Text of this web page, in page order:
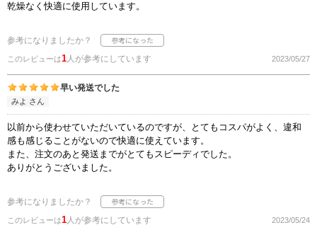
乾燥なく快適に使用しています。
参考になりましたか？
このレビューは1人が参考にしています 2023/05/27
早い発送でした
みよ さん
以前から使わせていただいているのですが、とてもコスパがよく、違和
感も感じることがないので快適に使えています。
また、注文のあと発送までがとてもスピーディでした。
ありがとうございました。
参考になりましたか？
このレビューは1人が参考にしています 2023/05/24